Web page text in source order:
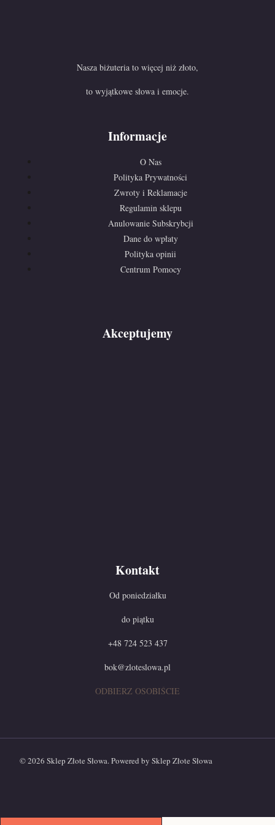
Nasza biżuteria to więcej niż złoto,
to wyjątkowe słowa i emocje.
Informacje
O Nas
Polityka Prywatności
Zwroty i Reklamacje
Regulamin sklepu
Anulowanie Subskrybcji
Dane do wpłaty
Polityka opinii
Centrum Pomocy
Akceptujemy
Kontakt
Od poniedziałku
do piątku
+48 724 523 437
bok@zloteslowa.pl
ODBIERZ OSOBIŚCIE
© 2026 Sklep Złote Słowa. Powered by Sklep Złote Słowa